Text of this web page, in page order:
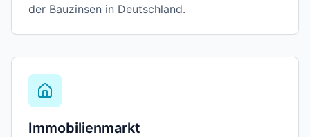
der Bauzinsen in Deutschland.
Immobilienmarkt